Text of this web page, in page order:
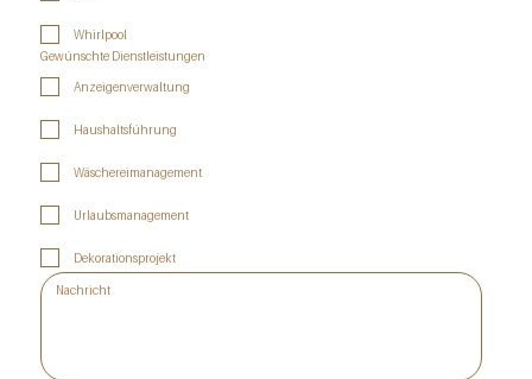
Whirlpool
Gewünschte Dienstleistungen
Anzeigenverwaltung
Haushaltsführung
Wäschereimanagement
Urlaubsmanagement
Dekorationsprojekt